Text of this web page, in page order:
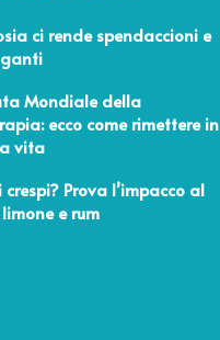
ci rende spendaccioni e
Mondiale della
ecco come rimettere in
vita
crespi? Prova l’impacco al
e rum